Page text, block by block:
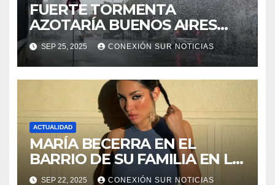
FUERTE TORMENTA
AZOTARÍA BUENOS AIRES
ESTE FIN DE SEMANA
SEP 25, 2025 CONEXIÓN SUR NOTICIAS
ACTUALIDAD
MARÍA BECERRA EN EL
BARRIO DE SU FAMILIA EN LA
PLATA
SEP 22, 2025 CONEXIÓN SUR NOTICIAS